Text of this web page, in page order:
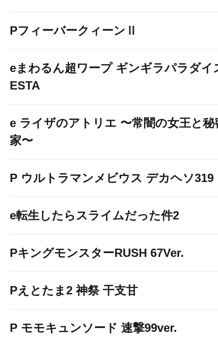
PフィーバークィーンⅡ
eまわるん超ワープ ギンギラパラダイ
ESTA
e ライザのアトリエ 〜常闇の女王と秘
家〜
P ウルトラマンメビウス デカヘソ319
e転生したらスライムだった件2
PキングモンスターRUSH 67Ver.
Pえとたま2 神祭 干支甘
P モモキュンソード 速撃99ver.